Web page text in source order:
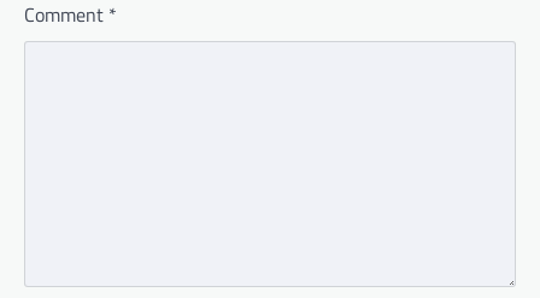
Comment *